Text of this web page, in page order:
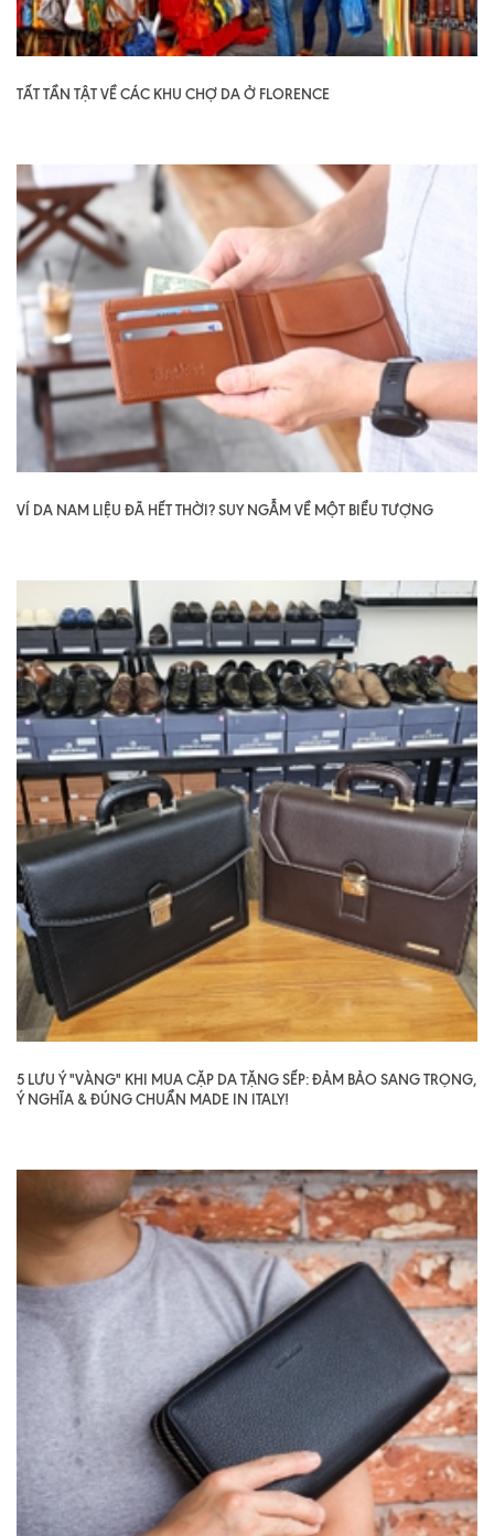
TẤT TẦN TẬT VỀ CÁC KHU CHỢ DA Ở FLORENCE
VÍ DA NAM LIỆU ĐÃ HẾT THỜI? SUY NGẪM VỀ MỘT BIỂU TƯỢNG
5 LƯU Ý "VÀNG" KHI MUA CẶP DA TẶNG SẾP: ĐẢM BẢO SANG TRỌNG,
Ý NGHĨA & ĐÚNG CHUẨN MADE IN ITALY!